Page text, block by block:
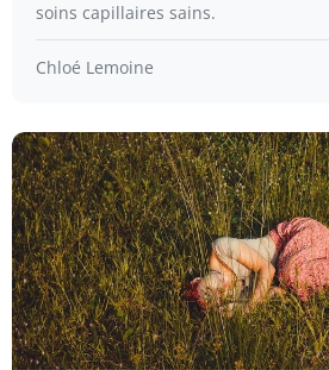
soins capillaires sains.
Chloé Lemoine